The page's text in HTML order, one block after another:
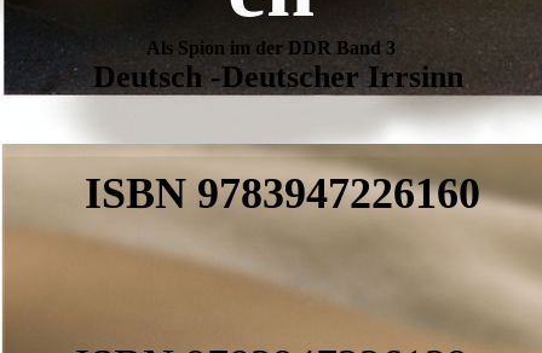
Als Spion im der DDR Band 3
Deutsch -Deutscher Irrsinn
ISBN 9783947226160